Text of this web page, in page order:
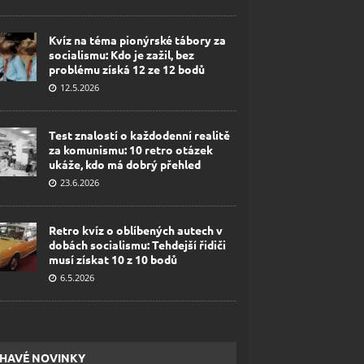
Kvíz na téma pionýrské tábory za
socialismu: Kdo je zažil, bez
problému získá 12 ze 12 bodů
12.5.2026
Test znalostí o každodenní realitě
za komunismu: 10 retro otázek
ukáže, kdo má dobrý přehled
23.6.2026
Retro kvíz o oblíbených autech v
dobách socialismu: Tehdejší řidiči
musí získat 10 z 10 bodů
6.5.2026
NOVINKY